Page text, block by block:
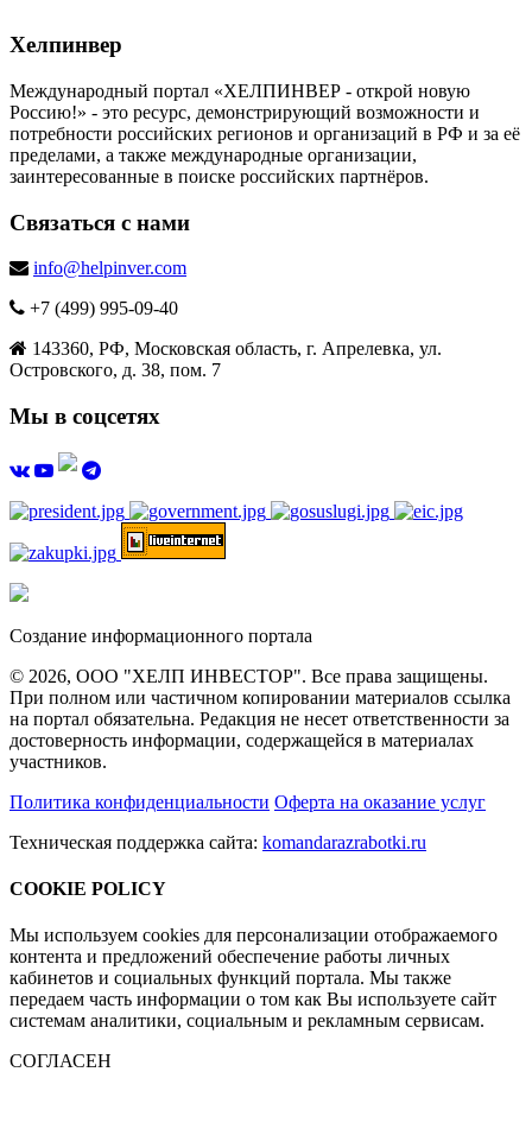
Хелпинвер
Международный портал «ХЕЛПИНВЕР - открой новую
Россию!» - это ресурс, демонстрирующий возможности и
потребности российских регионов и организаций в РФ и за её
пределами, а также международные организации,
заинтересованные в поиске российских партнёров.
Связаться с нами
info@helpinver.com
+7 (499) 995-09-40
143360, РФ, Московская область, г. Апрелевка, ул.
Островского, д. 38, пом. 7
Мы в соцсетях
Создание информационного портала
© 2026, ООО "ХЕЛП ИНВЕСТОР". Все права защищены.
При полном или частичном копировании материалов ссылка
на портал обязательна. Редакция не несет ответственности за
достоверность информации, содержащейся в материалах
участников.
Политика конфиденциальности Оферта на оказание услуг
Техническая поддержка сайта: komandarazrabotki.ru
COOKIE POLICY
Мы используем cookies для персонализации отображаемого
контента и предложений обеспечение работы личных
кабинетов и социальных функций портала. Мы также
передаем часть информации о том как Вы используете сайт
системам аналитики, социальным и рекламным сервисам.
СОГЛАСЕН